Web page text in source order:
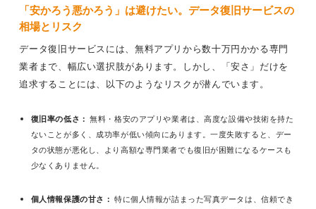
「安かろう悪かろう」は避けたい。データ復旧サービスの
相場とリスク
データ復旧サービスには、無料アプリから数十万円かかる専門
業者まで、幅広い選択肢があります。しかし、「安さ」だけを
追求することには、以下のようなリスクが潜んでいます。
復旧率の低さ： 無料・格安のアプリや業者は、高度な設備や技術を持た
ないことが多く、成功率が低い傾向にあります。一度失敗すると、デー
タの状態が悪化し、より高額な専門業者でも復旧が困難になるケースも
少なくありません。
個人情報保護の甘さ： 特に個人情報が詰まった写真データは、信頼でき